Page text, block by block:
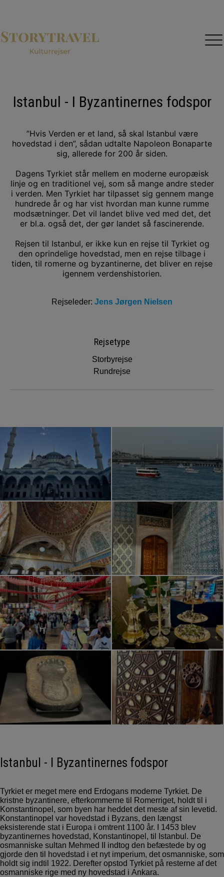
Istanbul - I Byzantinernes fodspor
”Hvis Verden er et land, så skal Istanbul være
hovedstad i den”, sådan udtalte Napoleon Bonaparte
sig, allerede for 200 år siden.
Dagens Tyrkiet står mellem en moderne europæisk
linje og en traditionel vej, som så mange andre steder
i verden. Men Tyrkiet har tilpasset sig gennem mange
hundrede år og har vist hvordan man kunne rumme
modsætninger. Det vil landet blive ved med det, det
er bl.a. også det, der gør landet så fascinerende.
Rejsen til Istanbul, er ikke kun en rejse til Tyrkiet og
den oprindelige hovedstad, men en rejse tilbage i
tiden, til romerne og byzantinerne, det bliver en rejse
igennem verdenshistorien.
Rejseleder: Jens Jørgen Nielsen
Rejsetype
Storbyrejse
Rundrejse
Istanbul - I Byzantinernes fodspor
Tyrkiet er meget mere end Erdogans moderne Tyrkiet. De
kristne byzantinere, efterkommerne til Romerriget, holdt til i
Konstantinopel, som byen har heddet det meste af sin levetid.
Konstantinopel var hovedstad i Byzans, den længst
eksisterende stat i Europa i omtrent 1100 år. I 1453 blev
byzantinernes hovedstad, Konstantinopel, til Istanbul. De
osmanniske sultan Mehmed II indtog den befæstede by og
gjorde den til hovedstad i et nyt imperium, det osmanniske, som
holdt sig indtil 1922. Derefter opstod Tyrkiet på resterne af det
osmanniske rige med ny hovedstad i Ankara.
Kulturrejser
Rejsekalender